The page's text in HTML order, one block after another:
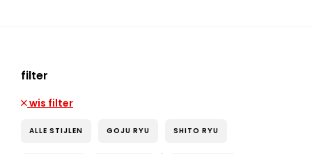
filter
wis filter
ALLE STIJLEN GOJU RYU SHITO RYU